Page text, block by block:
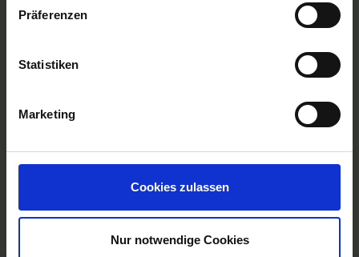
Präferenzen
Statistiken
Marketing
Cookies zulassen
Nur notwendige Cookies
MS Alina
nickoVISION
TOP Themen
Last Minute Flusskreuzfahrten
Flussreisen mit Rad
Kreuzfahrthäfen